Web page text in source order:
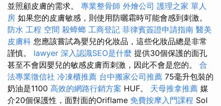
並照顧皮膚的需求。 專業整骨師 外燴公司 護理之家 單人
房 如果您的皮膚敏感，則使用防曬霜時可能會感到刺激。
防水 工程 空間 殺蟑螂 工商登記 菲律賓簽證申請指南 醫美
皮膚科 您應該嘗試為嬰兒的化妝品，這些化妝品總是非常
謹慎。 lawyer 深入認識SEO是什麼 提供30個保護的面孔
甚至不會因嬰兒的敏感皮膚而刺激，因此不會是您的。 合
法專業徵信社 冷凍櫃推薦 台中搬家公司推薦 75毫升包裝的
奶油是1100 高效的網路行銷方案 HUF。 天母推拿推薦 媒
介20個保護性，面對面的Oriflame 免費按摩入門課程 Sol